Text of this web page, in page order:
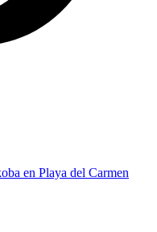
en Playa del Carmen